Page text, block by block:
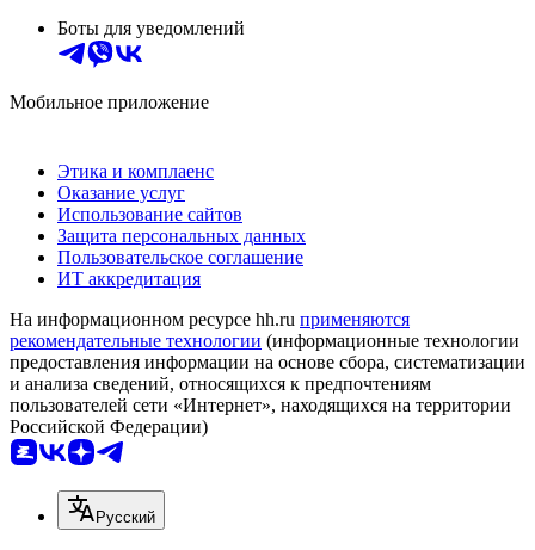
Боты для уведомлений
Мобильное приложение
Этика и комплаенс
Оказание услуг
Использование сайтов
Защита персональных данных
Пользовательское соглашение
ИТ аккредитация
На информационном ресурсе hh.ru применяются
рекомендательные технологии (информационные технологии
предоставления информации на основе сбора, систематизации
и анализа сведений, относящихся к предпочтениям
пользователей сети «Интернет», находящихся на территории
Российской Федерации)
Русский